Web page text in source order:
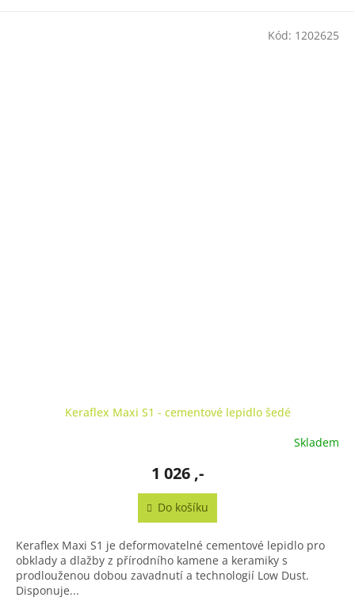
Keraflex Maxi S1 - cementové lepidlo šedé
Skladem
1 026 ,-
Do košíku
Keraflex Maxi S1 je deformovatelné cementové lepidlo pro
obklady a dlažby z přírodního kamene a keramiky s
prodlouženou dobou zavadnutí a technologií Low Dust.
Disponuje...
Kód: 1202625